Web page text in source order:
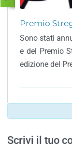
Premio
Sono stati
e del Premio
edizione del
Scrivi il tuo